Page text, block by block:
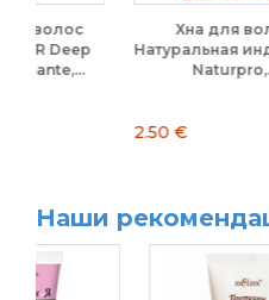
Хна для волос
Натуральная индийская.
Naturpro,...
Наши